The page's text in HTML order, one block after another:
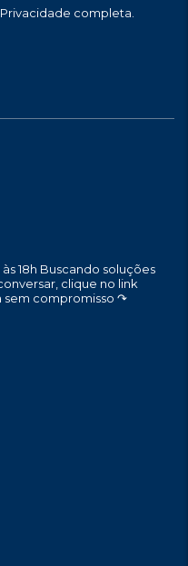
completa.
18h Buscando soluções
clique no link
sem compromisso ↷